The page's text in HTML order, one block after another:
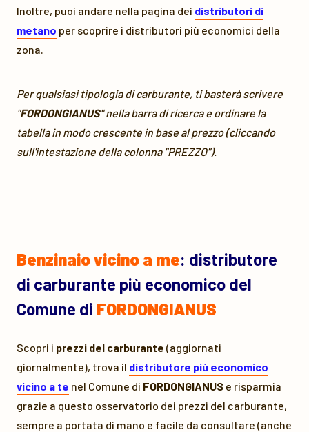
Inoltre, puoi andare nella pagina dei distributori di
metano per scoprire i distributori più economici della
zona.
Per qualsiasi tipologia di carburante, ti basterà scrivere
"FORDONGIANUS" nella barra di ricerca e ordinare la
tabella in modo crescente in base al prezzo (cliccando
sull'intestazione della colonna "PREZZO").
Benzinaio vicino a me: distributore
di carburante più economico del
Comune di FORDONGIANUS
Scopri i prezzi del carburante (aggiornati
giornalmente), trova il distributore più economico
vicino a te nel Comune di FORDONGIANUS e risparmia
grazie a questo osservatorio dei prezzi del carburante,
sempre a portata di mano e facile da consultare (anche